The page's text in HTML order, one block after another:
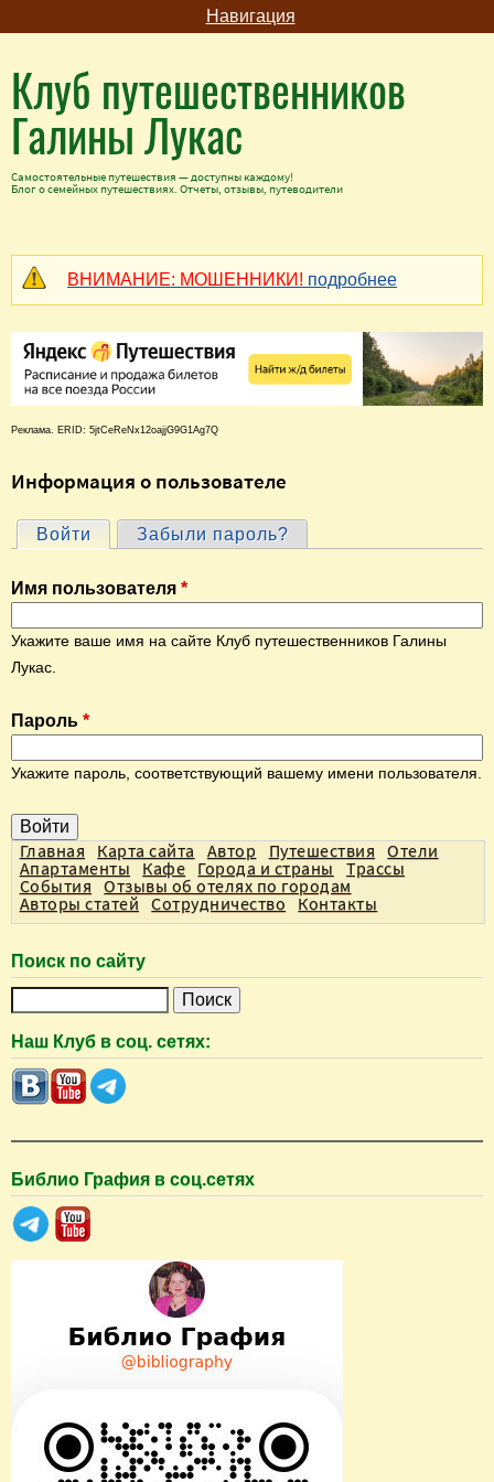
Навигация
Клуб путешественников
Галины Лукас
Самостоятельные путешествия — доступны каждому!
Блог о семейных путешествиях. Отчеты, отзывы, путеводители
ВНИМАНИЕ: МОШЕННИКИ! подробнее
Реклама. ERID: 5jtCeReNx12oajjG9G1Ag7Q
Информация о пользователе
Г
л
а
в
н
е
в
л
а
д
к
и
Войти (активная вкладка)
Забыли пароль?
Имя пользователя *
Укажите ваше имя на сайте Клуб путешественников Галины
Лукас.
Пароль *
Укажите пароль, соответствующий вашему имени пользователя.
Главная Карта сайта Автор Путешествия
Отели
Апартаменты
Кафе Города и страны
Трассы
События
Отзывы об отелях по городам
Авторы статей
Сотрудничество Контакты
Поиск по сайту
и
с
к
Наш Клуб в соц. сетях:
Библио Графия в соц.сетях